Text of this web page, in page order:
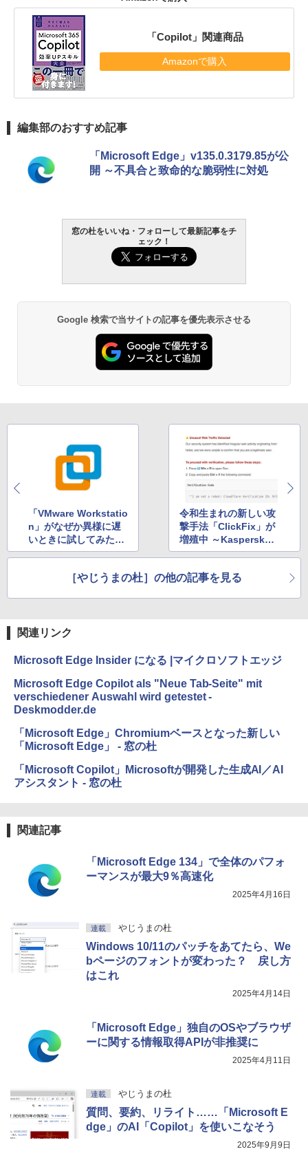
「Copilot」関連商品
Amazonで購入
編集部のおすすめ記事
「Microsoft Edge」v135.0.3179.85が公
開 ～不具合と致命的な脆弱性に対処
窓の杜をいいね・フォローして最新記事をチ
ェック！
Google 検索で当サイトの記事を優先表示させる
「VMware Workstatio
n」がなぜか異様に遅
いときに試してみたい
3つの方法
令和生まれの新しい攻
撃手法「ClickFix」が
増殖中 ～Kaspersky
が注意喚起
［やじうまの杜］の他の記事を見る
関連リンク
Microsoft Edge Insider になる |マイクロソフトエッジ
Microsoft Edge Copilot als "Neue Tab-Seite" mit
verschiedener Auswahl wird getestet -
Deskmodder.de
「Microsoft Edge」Chromiumベースとなった新しい
「Microsoft Edge」 - 窓の杜
「Microsoft Copilot」Microsoftが開発した生成AI／AI
アシスタント - 窓の杜
関連記事
「Microsoft Edge 134」で全体のパフォ
ーマンスが最大9％高速化
2025年4月16日
連載 やじうまの杜
Windows 10/11のパッチをあてたら、We
bページのフォントが変わった？ 戻し方
はこれ
2025年4月14日
「Microsoft Edge」独自のOSやブラウザ
ーに関する情報取得APIが非推奨に
2025年4月11日
連載 やじうまの杜
質問、要約、リライト……「Microsoft E
dge」のAI「Copilot」を使いこなそう
2025年9月9日